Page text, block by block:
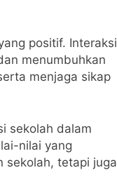
positif. Interaksi
menumbuhkan
menjaga sikap
sekolah dalam
nilai yang
sekolah, tetapi juga